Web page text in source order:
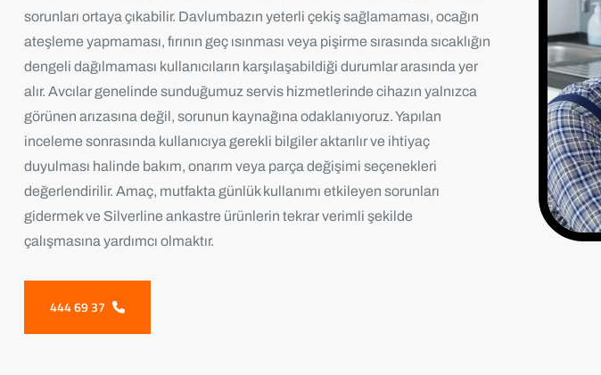
sorunları ortaya çıkabilir. Davlumbazın yeterli çekiş sağlamaması, ocağın
ateşleme yapmaması, fırının geç ısınması veya pişirme sırasında sıcaklığın
dengeli dağılmaması kullanıcıların karşılaşabildiği durumlar arasında yer
alır. Avcılar genelinde sunduğumuz servis hizmetlerinde cihazın yalnızca
görünen arızasına değil, sorunun kaynağına odaklanıyoruz. Yapılan
inceleme sonrasında kullanıcıya gerekli bilgiler aktarılır ve ihtiyaç
duyulması halinde bakım, onarım veya parça değişimi seçenekleri
değerlendirilir. Amaç, mutfakta günlük kullanımı etkileyen sorunları
gidermek ve Silverline ankastre ürünlerin tekrar verimli şekilde
çalışmasına yardımcı olmaktır.
444 69 37